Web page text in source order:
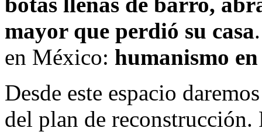
mayor que perdió su casa
en México: humanismo
Desde este espacio
del plan de